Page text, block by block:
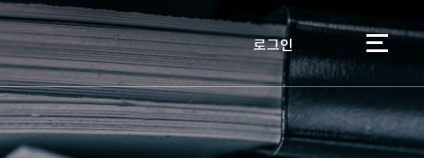
로그인 이용자